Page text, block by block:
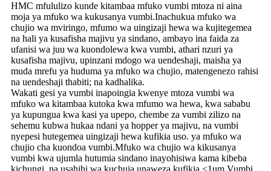
HMC mfululizo kunde kitambaa mfuko vumbi mtoza ni aina
moja ya mfuko wa kukusanya vumbi.Inachukua mfuko wa
chujio wa mviringo, mfumo wa uingizaji hewa wa kujitegemea
na hali ya kusafisha majivu ya sindano, ambayo ina faida za
ufanisi wa juu wa kuondolewa kwa vumbi, athari nzuri ya
kusafisha majivu, upinzani mdogo wa uendeshaji, maisha ya
muda mrefu ya huduma ya mfuko wa chujio, matengenezo rahisi
na uendeshaji thabiti; na kadhalika.
Wakati gesi ya vumbi inapoingia kwenye mtoza vumbi wa
mfuko wa kitambaa kutoka kwa mfumo wa hewa, kwa sababu
ya kupungua kwa kasi ya upepo, chembe za vumbi zilizo na
sehemu kubwa hukaa ndani ya hopper ya majivu, na vumbi
nyepesi hutegemea uingizaji hewa kufikia uso. ya mfuko wa
chujio cha kuondoa vumbi.Mfuko wa chujio wa kikusanya
vumbi kwa ujumla hutumia sindano inayohisiwa kama kibeba